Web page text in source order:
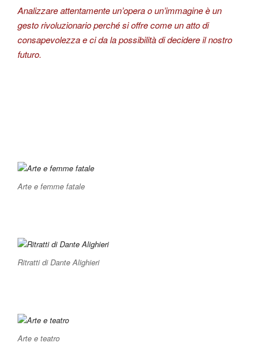
Analizzare attentamente un’opera o un’immagine è un
gesto rivoluzionario perché si offre come un atto di
consapevolezza e ci da la possibilità di decidere il nostro
futuro.
Arte e femme fatale
Ritratti di Dante Alighieri
Arte e teatro